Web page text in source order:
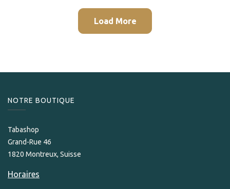
Load More
NOTRE BOUTIQUE
Tabashop
Grand-Rue 46
1820 Montreux, Suisse
Horaires